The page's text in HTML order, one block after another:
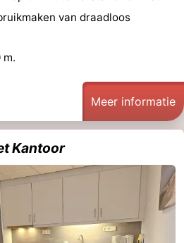
van draadloos
m.
Meer informatie
Kantoor